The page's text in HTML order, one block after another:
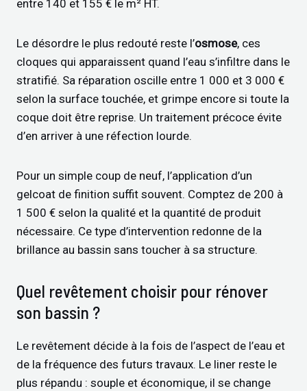
entre 140 et 155 € le m² HT.
Le désordre le plus redouté reste l’osmose, ces
cloques qui apparaissent quand l’eau s’infiltre dans le
stratifié. Sa réparation oscille entre 1 000 et 3 000 €
selon la surface touchée, et grimpe encore si toute la
coque doit être reprise. Un traitement précoce évite
d’en arriver à une réfection lourde.
Pour un simple coup de neuf, l’application d’un
gelcoat de finition suffit souvent. Comptez de 200 à
1 500 € selon la qualité et la quantité de produit
nécessaire. Ce type d’intervention redonne de la
brillance au bassin sans toucher à sa structure.
Quel revêtement choisir pour rénover
son bassin ?
Le revêtement décide à la fois de l’aspect de l’eau et
de la fréquence des futurs travaux. Le liner reste le
plus répandu : souple et économique, il se change